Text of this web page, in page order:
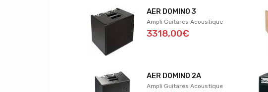
AER DOMINO 3
Ampli Guitares Acoustique
3318,00€
AER DOMINO 2A
Ampli Guitares Acoustique